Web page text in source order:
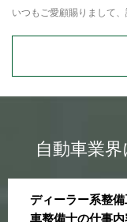
いつもご愛顧賜りまして
自動車業
ディーラー系整
車整備士の仕事内